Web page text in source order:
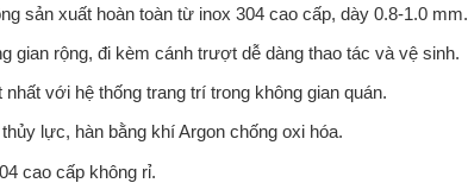
sản xuất hoàn toàn từ inox 304 cao cấp, dày 0.8-1.0 mm.
gian rộng, đi kèm cánh trượt dễ dàng thao tác và vệ sinh.
với hệ thống trang trí trong không gian quán.
lực, hàn bằng khí Argon chống oxi hóa.
cao cấp không rỉ.